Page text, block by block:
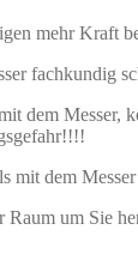
mehr Kraft
fachkundig
dem Messer,
dem
um Sie